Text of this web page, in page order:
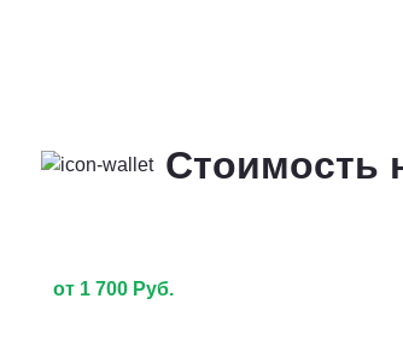
Стоимость
от 1 700 Руб.